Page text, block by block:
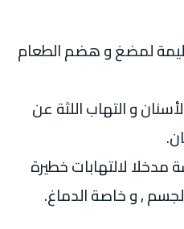
لمضغ و هضم الطعام
و التهاب اللثة عن
لالتهابات خطيرة
, و خاصة الدماغ.